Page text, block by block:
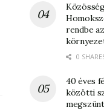
rendbe
0
40 éves
közötti